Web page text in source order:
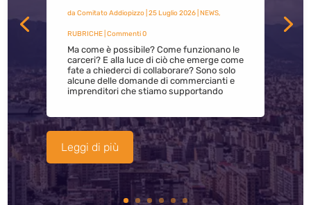
da Comitato Addiopizzo| 25 Luglio 2026| NEWS,
RUBRICHE| Commenti 0
Ma come è possibile? Come funzionano le
carceri? E alla luce di ciò che emerge come
fate a chiederci di collaborare? Sono solo
alcune delle domande di commercianti e
imprenditori che stiamo supportando
Leggi di più